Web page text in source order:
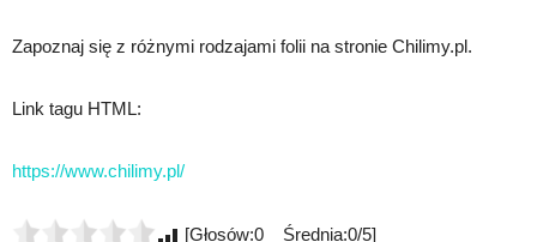
Zapoznaj się z różnymi rodzajami folii na stronie Chilimy.pl.
Link tagu HTML:
https://www.chilimy.pl/
[Głosów:0 Średnia:0/5]